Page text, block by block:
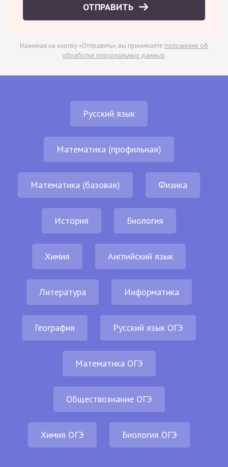
ОТПРАВИТЬ
Нажимая на кнопку «Отправить», вы принимаете положение об
обработке персональных данных.
Русский язык
Математика (профильная)
Математика (базовая) Физика
История Биология
Химия Английский язык
Литература Информатика
География Русский язык ОГЭ
Математика ОГЭ
Обществознание ОГЭ
Химия ОГЭ Биология ОГЭ